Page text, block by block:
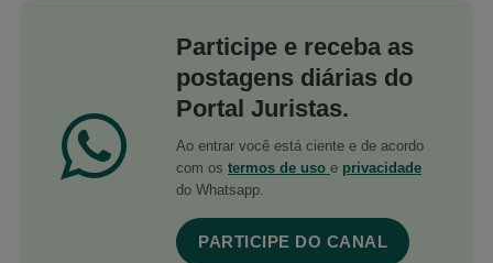
Participe e receba as
postagens diárias do
Portal Juristas.
Ao entrar você está ciente e de acordo
com os termos de uso e privacidade
do Whatsapp.
PARTICIPE DO CANAL